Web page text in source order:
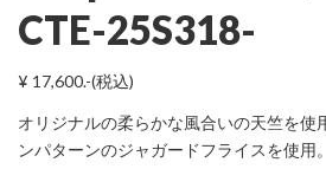
CTE-25S318-
¥ 17,600.-(税込)
オリジナルの柔らかな風合いの天竺を使
ンパターンのジャガードフライスを使用